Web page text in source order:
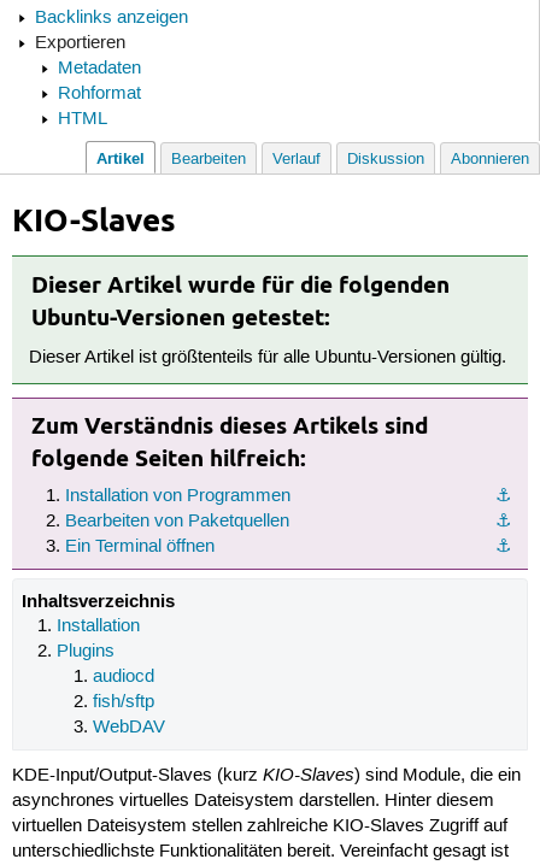
Backlinks anzeigen
Exportieren
Metadaten
Rohformat
HTML
Artikel Bearbeiten Verlauf Diskussion Abonnieren
KIO-Slaves
Dieser Artikel wurde für die folgenden
Ubuntu-Versionen getestet:
Dieser Artikel ist größtenteils für alle Ubuntu-Versionen gültig.
Zum Verständnis dieses Artikels sind
folgende Seiten hilfreich:
⚓︎
Installation von Programmen
⚓︎
Bearbeiten von Paketquellen
⚓︎
Ein Terminal öffnen
Inhaltsverzeichnis
Installation
Plugins
audiocd
fish/sftp
WebDAV
KDE-Input/Output-Slaves (kurz KIO-Slaves) sind Module, die ein
asynchrones virtuelles Dateisystem darstellen. Hinter diesem
virtuellen Dateisystem stellen zahlreiche KIO-Slaves Zugriff auf
unterschiedlichste Funktionalitäten bereit. Vereinfacht gesagt ist